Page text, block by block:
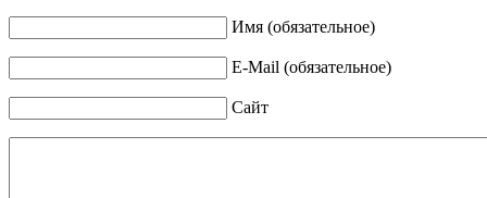
Имя (обязательное)
E-Mail (обязательное)
Сайт